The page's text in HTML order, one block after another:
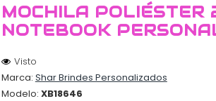
MOCHILA POLIÉSTER
NOTEBOOK
Marca: Shar Brindes Personalizados
Modelo: XB18646
Visto